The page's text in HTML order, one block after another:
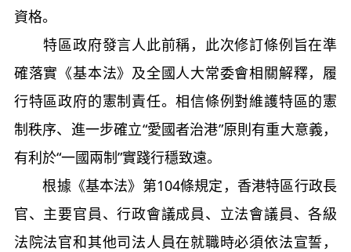
資格。
特區政府發言人此前稱，此次修訂條例旨在準
確落實《基本法》及全國人大常委會相關解釋，履
行特區政府的憲制責任。相信條例對維護特區的憲
制秩序、進一步確立“愛國者治港”原則有重大意義，
有利於“一國兩制”實踐行穩致遠。
根據《基本法》第104條規定，香港特區行政長
官、主要官員、行政會議成員、立法會議員、各級
法院法官和其他司法人員在就職時必須依法宣誓，